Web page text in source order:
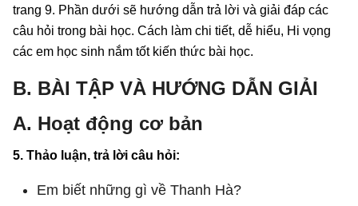
trang 9. Phần dưới sẽ hướng dẫn trả lời và giải đáp các
câu hỏi trong bài học. Cách làm chi tiết, dễ hiểu, Hi vọng
các em học sinh nắm tốt kiến thức bài học.
B. BÀI TẬP VÀ HƯỚNG DẪN GIẢI
A. Hoạt động cơ bản
5. Thảo luận, trả lời câu hỏi:
Em biết những gì về Thanh Hà?